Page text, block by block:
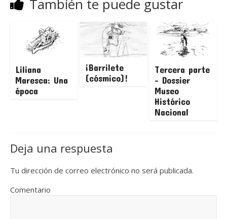
También te puede gustar
Liliana
Maresca: Una
época
¡Barrilete
(cósmico)!
Tercera parte
– Dossier
Museo
Histórico
Nacional
Deja una respuesta
Tu dirección de correo electrónico no será publicada.
Comentario